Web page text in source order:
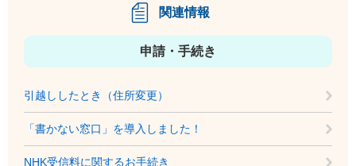
関連情報
申請・手続き
引越ししたとき（住所変更）
「書かない窓口」を導入しました！
NHK受信料に関するお手続き